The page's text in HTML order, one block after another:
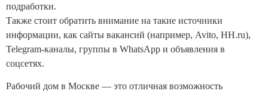
подработки.
Также стоит обратить внимание на такие источники
информации, как сайты вакансий (например, Avito, HH.ru),
Telegram-каналы, группы в WhatsApp и объявления в
соцсетях.
Рабочий дом в Москве — это отличная возможность